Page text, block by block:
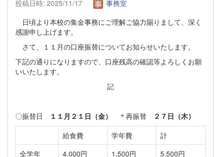
投稿日時: 2025/11/17
事務室
日頃より本校の集金事務にご理解ご協力賜りまして、深く
感謝申し上げます。
さて、１１月の口座振替についてお知らせいたします。
下記の通りになりますので、口座残高の確認等よろしくお願
いいたします。
記
〇振替日 １１月２１日（金） ＊再振替
２７日（木）
給食費
学年費
計
全学年
4,000円 1,500円 5,500円